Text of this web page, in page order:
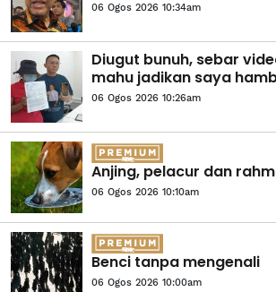
06 Ogos 2026 10:34am
Diugut bunuh, sebar
mahu jadikan saya
06 Ogos 2026 10:26am
Anjing, pelacur dan
06 Ogos 2026 10:10am
Benci tanpa mengenali
06 Ogos 2026 10:00am